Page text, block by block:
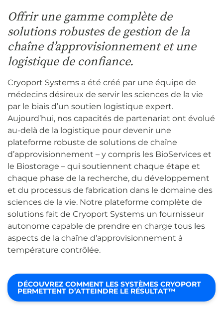
Offrir une gamme complète de
solutions robustes de gestion de la
chaîne d’approvisionnement et une
logistique de confiance.
Cryoport Systems a été créé par une équipe de
médecins désireux de servir les sciences de la vie
par le biais d’un soutien logistique expert.
Aujourd’hui, nos capacités de partenariat ont évolué
au-delà de la logistique pour devenir une
plateforme robuste de solutions de chaîne
d’approvisionnement – y compris les BioServices et
le Biostorage – qui soutiennent chaque étape et
chaque phase de la recherche, du développement
et du processus de fabrication dans le domaine des
sciences de la vie. Notre plateforme complète de
solutions fait de Cryoport Systems un fournisseur
autonome capable de prendre en charge tous les
aspects de la chaîne d’approvisionnement à
température contrôlée.
DÉCOUVREZ COMMENT LES SYSTÈMES CRYOPORT
PERMETTENT D’ATTEINDRE LE RÉSULTAT™